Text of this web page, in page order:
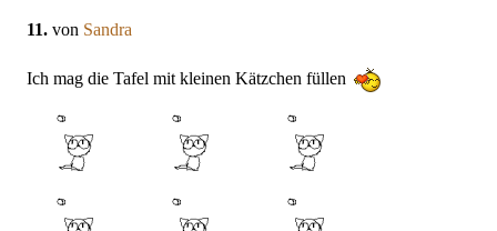
11. von Sandra
Ich mag die Tafel mit kleinen Kätzchen füllen